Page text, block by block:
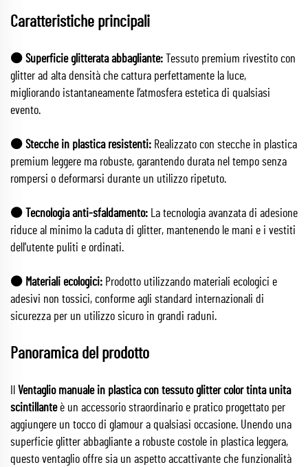
Caratteristiche principali
🟠 Superficie glitterata abbagliante:
Tessuto premium rivestito con
glitter ad alta densità che cattura perfettamente la luce,
migliorando istantaneamente l’atmosfera estetica di qualsiasi
evento.
🟠 Stecche in plastica resistenti: Realizzato con stecche in plastica
premium leggere ma robuste, garantendo durata nel tempo senza
rompersi o deformarsi durante un utilizzo ripetuto.
🟠 Tecnologia anti-sfaldamento: La tecnologia avanzata di adesione
riduce al minimo la caduta di glitter, mantenendo le mani e i vestiti
dell'utente puliti e ordinati.
🟠 Materiali ecologici: Prodotto utilizzando materiali ecologici e
adesivi non tossici, conforme agli standard internazionali di
sicurezza per un utilizzo sicuro in grandi raduni.
Panoramica del prodotto
Ventaglio manuale in plastica con tessuto glitter color tinta unita
scintillanteè un accessorio straordinario e pratico progettato per
aggiungere un tocco di glamour a qualsiasi occasione. Unendo una
superficie glitter abbagliante a robuste costole in plastica leggera,
questo ventaglio offre sia un aspetto accattivante che funzionalità